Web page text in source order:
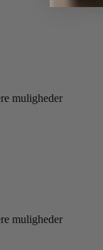
muligheder
muligheder